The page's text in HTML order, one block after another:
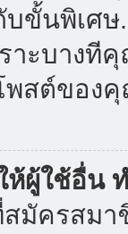
บขั้นพิเศ
ะบางที
พสต์ของ
ห้ผู้ใช้อื่น
มัครสมา